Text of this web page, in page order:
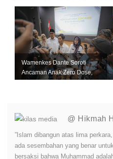
Tangani Kese...
Wamenkes Dante Soroti
Ancaman Anak Zero Dose,
@ Hikmah
”Islam dibangun atas lima
ada sesembahan yang benar
bersaksi bahwa Muhammad